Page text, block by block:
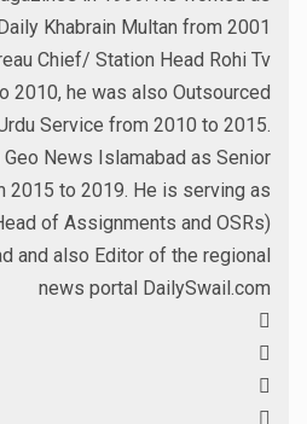
Khabrain Multan from 2001
Chief/ Station Head Rohi Tv
2010, he was also Outsourced
Service from 2010 to 2015.
News Islamabad as Senior
2015 to 2019. He is serving as
of Assignments and OSRs)
and also Editor of the regional
news portal DailySwail.com